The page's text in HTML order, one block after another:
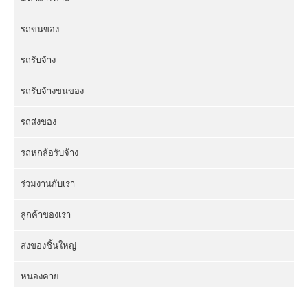
รถขนของ
รถรับจ้าง
รถรับจ้างขนของ
รถส่งของ
รถหกล้อรับจ้าง
ร่วมงานกับเรา
ลูกค้าของเรา
ส่งของชิ้นใหญ่
หนองคาย